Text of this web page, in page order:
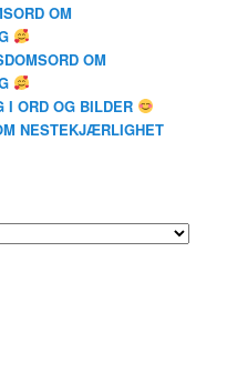
OM
OM
I ORD OG BILDER
NESTEKJÆRLIGHET